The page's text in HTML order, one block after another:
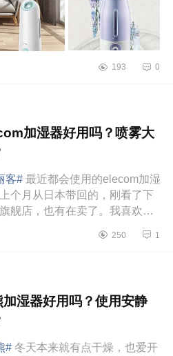
193 0
加湿器好用吗？喷雾大
客# 最近都会使用的elecom加湿
个月从日本带回的，刚看了下
舰店，也有在卖了。我喜欢房
可是要进入秋冬季了，还是想...
250 1
加湿器好用吗？使用安静
# 冬天本来就有点干燥，也爱开